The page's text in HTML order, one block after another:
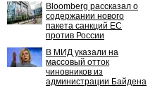
Bloomberg рассказал о
содержании нового
пакета санкций ЕС
против России
В МИД указали на
массовый отток
чиновников из
администрации Байдена